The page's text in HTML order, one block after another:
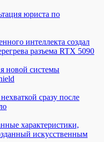
юриста по
интеллекта создал
разъема RTX 5090
новой системы
сразу после
характеристики,
искусственным